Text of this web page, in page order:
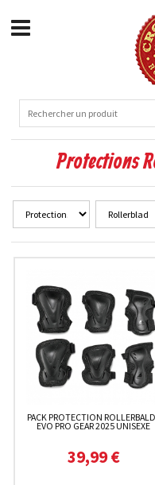
Protections
PACK PROTECTION
EVO PRO GEAR 2025 UNISEXE
39,99 €